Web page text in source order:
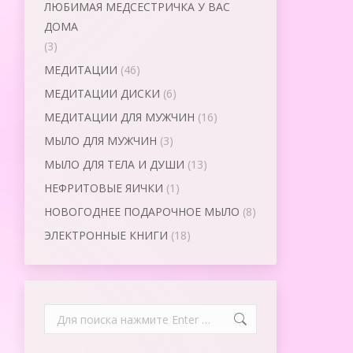
ЛЮБИМАЯ МЕДСЕСТРИЧКА У ВАС
ДОМА
(3)
МЕДИТАЦИИ (46)
МЕДИТАЦИИ ДИСКИ (6)
МЕДИТАЦИИ ДЛЯ МУЖЧИН (16)
МЫЛО ДЛЯ МУЖЧИН (3)
МЫЛО ДЛЯ ТЕЛА И ДУШИ (13)
НЕФРИТОВЫЕ ЯИЧКИ (1)
НОВОГОДНЕЕ ПОДАРОЧНОЕ МЫЛО (8)
ЭЛЕКТРОННЫЕ КНИГИ (18)
Search: